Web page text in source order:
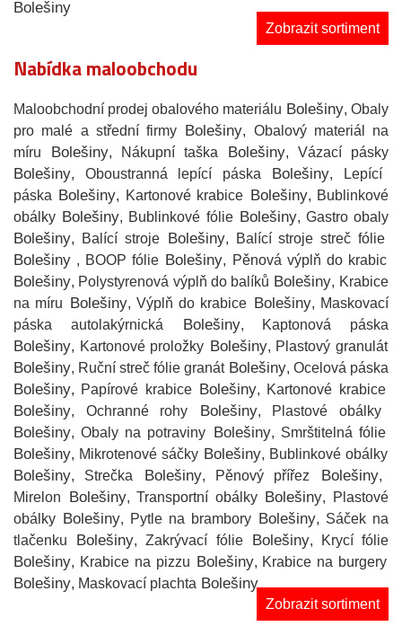
Bolešiny
Zobrazit sortiment
Nabídka maloobchodu
Maloobchodní prodej obalového materiálu Bolešiny, Obaly
pro malé a střední firmy Bolešiny, Obalový materiál na
míru
Bolešiny, Nákupní taška Bolešiny, Vázací pásky
Bolešiny, Oboustranná lepící páskaBolešiny, Lepící
páska Bolešiny, Kartonové krabice Bolešiny, Bublinkové
obálky Bolešiny, Bublinkové fólieBolešiny, Gastro obaly
Bolešiny, Balící strojeBolešiny, Balící stroje streč fólie
Bolešiny , BOOP fólie Bolešiny, Pěnová výplň do krabic
Bolešiny, Polystyrenová výplň do balíků Bolešiny, Krabice
na míru Bolešiny, Výplň do krabice Bolešiny, Maskovací
páska autolakýrnickáBolešiny, Kaptonová páska
Bolešiny, Kartonové proložky Bolešiny, Plastový granulát
Bolešiny, Ruční streč fólie granátBolešiny, Ocelová páska
Bolešiny, Papírové krabiceBolešiny, Kartonové krabice
Bolešiny, Ochranné rohy Bolešiny, Plastové obálky
Bolešiny, Obaly na potraviny Bolešiny, Smrštitelná fólie
Bolešiny, Mikrotenové sáčky Bolešiny, Bublinkové obálky
Bolešiny, Strečka Bolešiny, Pěnový přířez Bolešiny,
Mirelon
Bolešiny, Transportní obálkyBolešiny, Plastové
obálky Bolešiny, Pytle na brambory Bolešiny, Sáček na
tlačenku
Bolešiny, Zakrývací fólieBolešiny, Krycí fólie
Bolešiny, Krabice na pizzu Bolešiny, Krabice na burgery
Bolešiny, Maskovací plachta Bolešiny
Zobrazit sortiment